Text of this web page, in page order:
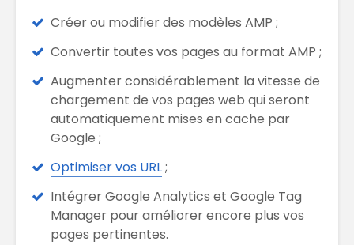
Créer ou modifier des modèles AMP ;
Convertir toutes vos pages au format AMP ;
Augmenter considérablement la vitesse de
chargement de vos pages web qui seront
automatiquement mises en cache par
Google ;
Optimiser vos URL;
Intégrer Google Analytics et Google Tag
Manager pour améliorer encore plus vos
pages pertinentes.